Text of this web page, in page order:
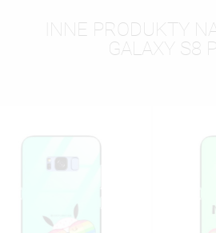
INNE PRODUKTY
GALAXY S8